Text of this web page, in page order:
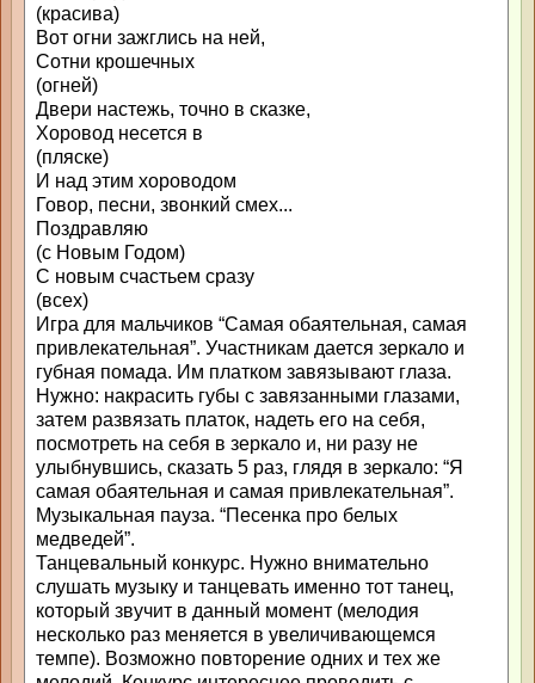
(красива)
Вот огни зажглись на ней,
Сотни крошечных
(огней)
Двери настежь, точно в сказке,
Хоровод несется в
(пляске)
И над этим хороводом
Говор, песни, звонкий смех...
Поздравляю
(с Новым Годом)
С новым счастьем сразу
(всех)
Игра для мальчиков “Самая обаятельная, самая
привлекательная”. Участникам дается зеркало и
губная помада. Им платком завязывают глаза.
Нужно: накрасить губы с завязанными глазами,
затем развязать платок, надеть его на себя,
посмотреть на себя в зеркало и, ни разу не
улыбнувшись, сказать 5 раз, глядя в зеркало: “Я
самая обаятельная и самая привлекательная”.
Музыкальная пауза. “Песенка про белых
медведей”.
Танцевальный конкурс. Нужно внимательно
слушать музыку и танцевать именно тот танец,
который звучит в данный момент (мелодия
несколько раз меняется в увеличивающемся
темпе). Возможно повторение одних и тех же